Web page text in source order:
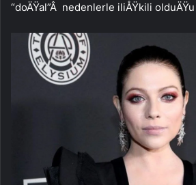
“doÄŸal”Â nedenlerle iliÅŸkili